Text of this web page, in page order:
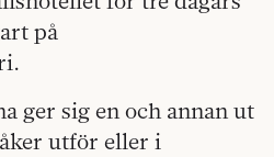
på
ger sig en och annan ut
utför eller i